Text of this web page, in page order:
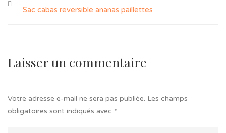
Sac cabas reversible ananas paillettes
Laisser un commentaire
Votre adresse e-mail ne sera pas publiée. Les champs
obligatoires sont indiqués avec *